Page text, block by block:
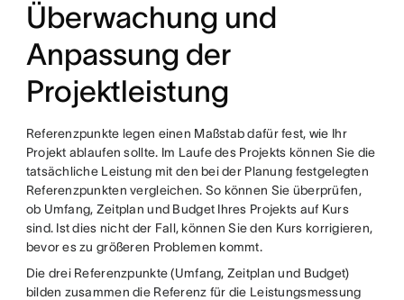
Überwachung und
Anpassung der
Projektleistung
Referenzpunkte legen einen Maßstab dafür fest, wie Ihr
Projekt ablaufen sollte. Im Laufe des Projekts können Sie die
tatsächliche Leistung mit den bei der Planung festgelegten
Referenzpunkten vergleichen. So können Sie überprüfen,
ob Umfang, Zeitplan und Budget Ihres Projekts auf Kurs
sind. Ist dies nicht der Fall, können Sie den Kurs korrigieren,
bevor es zu größeren Problemen kommt.
Die drei Referenzpunkte (Umfang, Zeitplan und Budget)
bilden zusammen die Referenz für die Leistungsmessung